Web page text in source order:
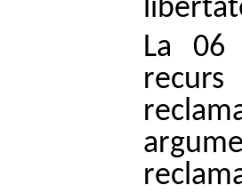
La 06